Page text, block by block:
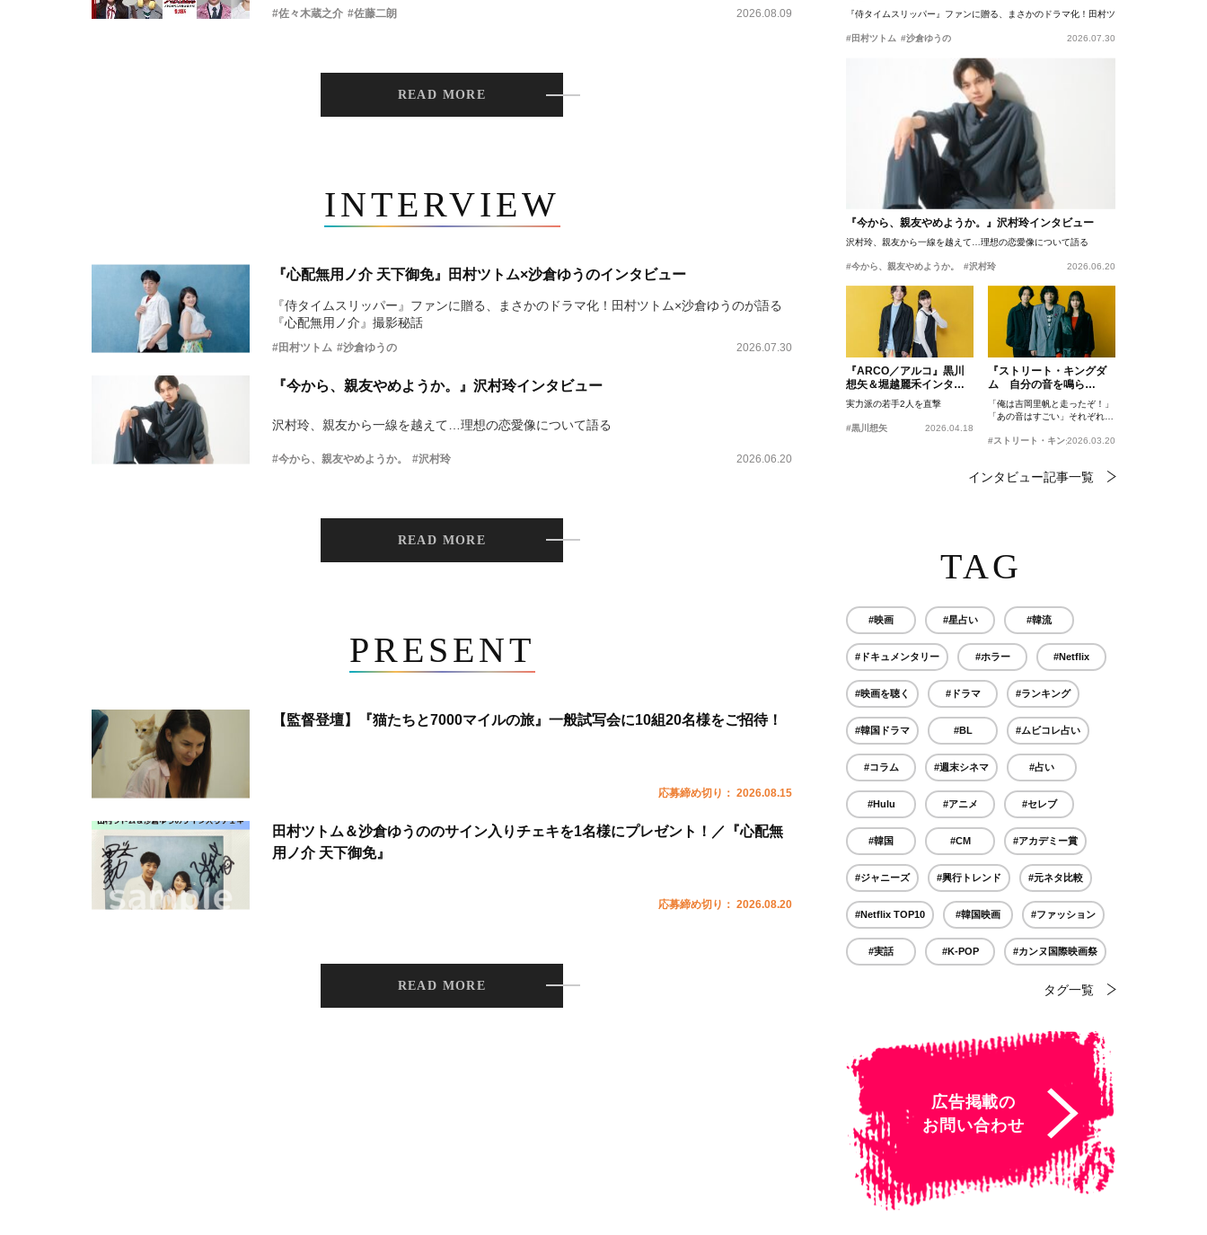
#佐々木蔵之介 #佐藤二朗 2026.08.09
READ MORE
INTERVIEW
『心配無用ノ介 天下御免』田村ツトム×沙倉ゆうのインタビュー
『侍タイムスリッパー』ファンに贈る、まさかのドラマ化！田村ツトム×沙倉ゆうのが語る
『心配無用ノ介』撮影秘話
#田村ツトム #沙倉ゆうの 2026.07.30
『今から、親友やめようか。』沢村玲インタビュー
沢村玲、親友から一線を越えて…理想の恋愛像について語る
#今から、親友やめようか。 #沢村玲 2026.06.20
READ MORE
PRESENT
【監督登壇】『猫たちと7000マイルの旅』一般試写会に10組20名様をご招待！
応募締め切り： 2026.08.15
田村ツトム＆沙倉ゆうののサイン入りチェキを1名様にプレゼント！／『心配無
用ノ介 天下御免』
応募締め切り： 2026.08.20
READ MORE
『侍タイムスリッパー』ファンに贈る、まさかのドラマ化！田村ツトム×沙倉ゆうのが語
#田村ツトム #沙倉ゆうの 2026.07.30
『今から、親友やめようか。』沢村玲インタビュー
沢村玲、親友から一線を越えて…理想の恋愛像について語る
#今から、親友やめようか。 #沢村玲 2026.06.20
『ARCO／アルコ』黒川
想矢＆堀越麗禾インタビ
ュー
実力派の若手2人を直撃
#黒川想矢 2026.04.18
『ストリート・キングダ
ム 自分の音を鳴ら
せ。』峯田和伸、若葉竜
也、吉岡里帆インタビュ
ー
「俺は吉岡里帆と走ったぞ！」
「あの音はすごい」それぞれの
#ストリート・キングダム 自分の音を鳴らせ。
2026.03.20
インタビュー記事一覧
TAG
#映画 #星占い #韓流
#ドキュメンタリー #ホラー #Netflix
#映画を聴く #ドラマ #ランキング
#韓国ドラマ #BL #ムビコレ占い
#コラム #週末シネマ #占い
#Hulu #アニメ #セレブ
#韓国 #CM #アカデミー賞
#ジャニーズ #興行トレンド #元ネタ比較
#Netflix TOP10 #韓国映画 #ファッション
#実話 #K-POP #カンヌ国際映画祭
タグ一覧
広告掲載の
お問い合わせ